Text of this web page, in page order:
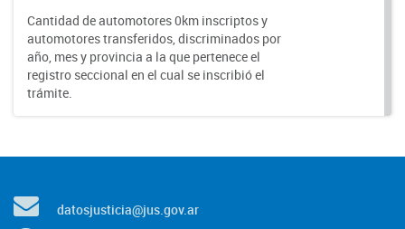
Cantidad de automotores 0km inscriptos y
automotores transferidos, discriminados por
año, mes y provincia a la que pertenece el
registro seccional en el cual se inscribió el
trámite.
datosjusticia@jus.gov.ar